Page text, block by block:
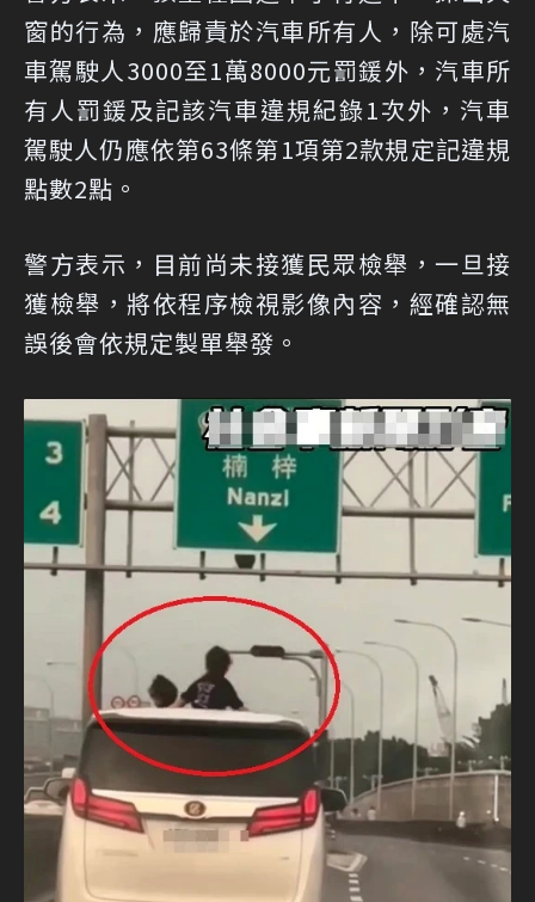
窗的行為，應歸責於汽車所有人，除可處汽
車駕駛人3000至1萬8000元罰鍰外，汽車所
有人罰鍰及記該汽車違規紀錄1次外，汽車
駕駛人仍應依第63條第1項第2款規定記違規
點數2點。
警方表示，目前尚未接獲民眾檢舉，一旦接
獲檢舉，將依程序檢視影像內容，經確認無
誤後會依規定製單舉發。